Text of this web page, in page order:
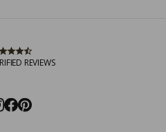
REVIEWS